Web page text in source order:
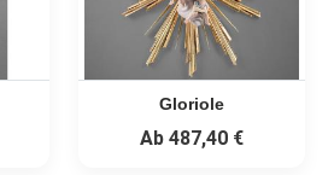
Gloriole
Ab 487,40 €